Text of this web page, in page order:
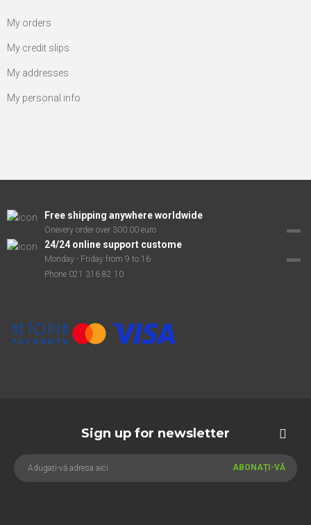
My orders
My credit slips
My addresses
My personal info
Free shipping anywhere worldwide
Onevery order over 300.00 euro
24/24 online support custome
Monday - Friday from 9 to 16
Phone 021 316 82 10
Sign up for newsletter
ABONAȚI-VĂ